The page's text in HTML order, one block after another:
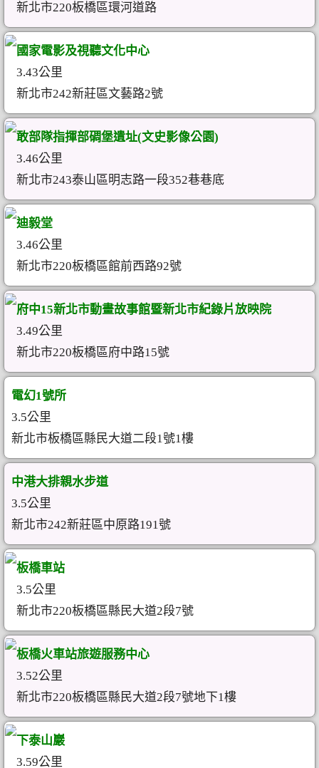
新北市220板橋區環河道路
國家電影及視聽文化中心
3.43公里
新北市242新莊區文藝路2號
敢部隊指揮部碉堡遺址(文史影像公園)
3.46公里
新北市243泰山區明志路一段352巷巷底
迪毅堂
3.46公里
新北市220板橋區館前西路92號
府中15新北市動畫故事館暨新北市紀錄片放映院
3.49公里
新北市220板橋區府中路15號
電幻1號所
3.5公里
新北市板橋區縣民大道二段1號1樓
中港大排親水步道
3.5公里
新北市242新莊區中原路191號
板橋車站
3.5公里
新北市220板橋區縣民大道2段7號
板橋火車站旅遊服務中心
3.52公里
新北市220板橋區縣民大道2段7號地下1樓
下泰山巖
3.59公里